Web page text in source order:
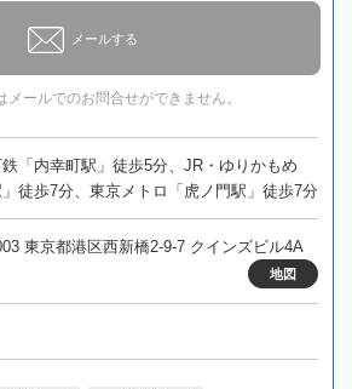
メールする
メールでのお問合せができません。
「内幸町駅」徒歩5分、JR・ゆりかもめ
」徒歩7分、東京メトロ「虎ノ門駅」徒歩7分
東京都港区西新橋2-9-7 クインズビル4A
地図